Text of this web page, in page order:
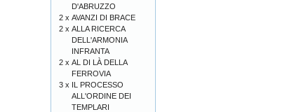
D'ABRUZZO
2 x AVANZI DI BRACE
2 x ALLA RICERCA
DELL'ARMONIA
INFRANTA
2 x AL DI LÀ DELLA
FERROVIA
3 x IL PROCESSO
ALL'ORDINE DEI
TEMPLARI